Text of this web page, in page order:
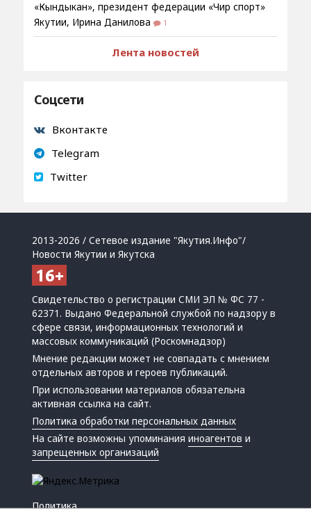
«Кындыкан», президент федерации «Чир спорт»
Якутии, Ирина Данилова
1
Лента новостей
Соцсети
Вконтакте
Telegram
Twitter
2013-2026 / Сетевое издание "Якутия.Инфо"/
Новости Якутии и Якутска
Свидетельство о регистрации СМИ ЭЛ № ФС 77 -
62371. Выдано Федеральной службой по надзору в
сфере связи, информационных технологий и
массовых коммуникаций (Роскомнадзор)
Мнение редакции может не совпадать с мнением
отдельных авторов и героев публикаций.
При использовании материалов обязательна
активная ссылка на сайт.
Политика обработки персональных данных
На сайте возможны упоминанияиноагентов и
запрещенных организаций
Политика